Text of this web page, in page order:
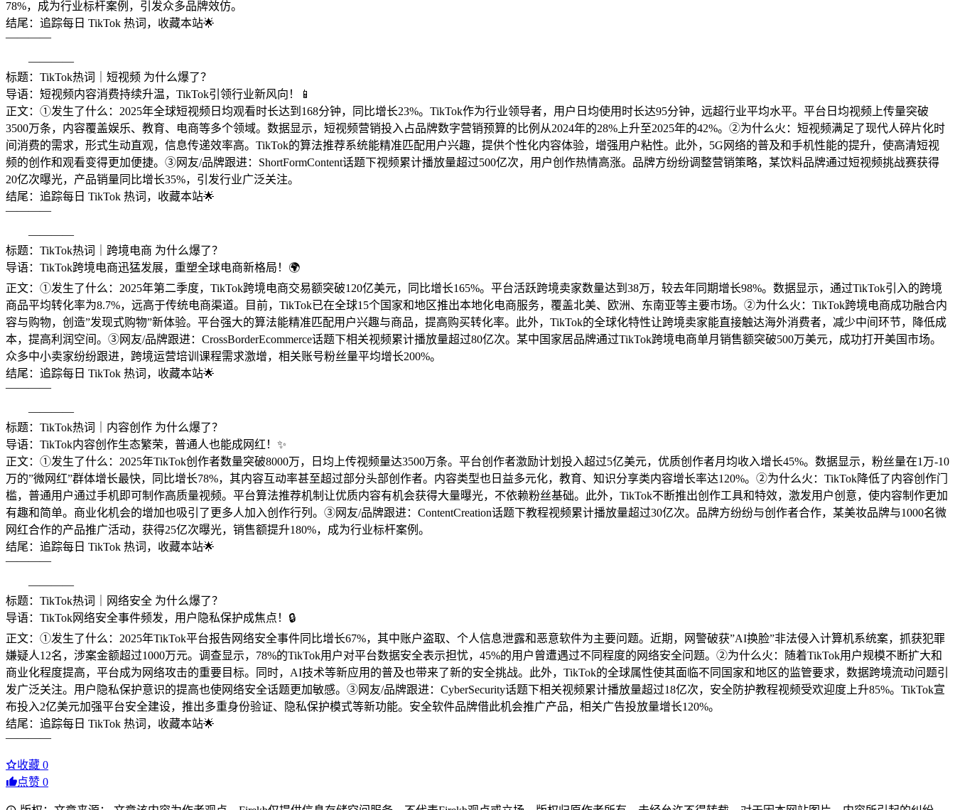
78%，成为行业标杆案例，引发众多品牌效仿。
结尾：追踪每日 TikTok 热词，收藏本站🌟
————
————
标题：TikTok热词｜短视频 为什么爆了？
导语：短视频内容消费持续升温，TikTok引领行业新风向！📱
正文：①发生了什么：2025年全球短视频日均观看时长达到168分钟，同比增长23%。TikTok作为行业领导者，用户日均使用时长达95分钟，远超行业平均水平。平台日均视频上传量突破
3500万条，内容覆盖娱乐、教育、电商等多个领域。数据显示，短视频营销投入占品牌数字营销预算的比例从2024年的28%上升至2025年的42%。②为什么火：短视频满足了现代人碎片化时
间消费的需求，形式生动直观，信息传递效率高。TikTok的算法推荐系统能精准匹配用户兴趣，提供个性化内容体验，增强用户粘性。此外，5G网络的普及和手机性能的提升，使高清短视
频的创作和观看变得更加便捷。③网友/品牌跟进：ShortFormContent话题下视频累计播放量超过500亿次，用户创作热情高涨。品牌方纷纷调整营销策略，某饮料品牌通过短视频挑战赛获得
20亿次曝光，产品销量同比增长35%，引发行业广泛关注。
结尾：追踪每日 TikTok 热词，收藏本站🌟
————
————
标题：TikTok热词｜跨境电商 为什么爆了？
导语：TikTok跨境电商迅猛发展，重塑全球电商新格局！🌍
正文：①发生了什么：2025年第二季度，TikTok跨境电商交易额突破120亿美元，同比增长165%。平台活跃跨境卖家数量达到38万，较去年同期增长98%。数据显示，通过TikTok引入的跨境
商品平均转化率为8.7%，远高于传统电商渠道。目前，TikTok已在全球15个国家和地区推出本地化电商服务，覆盖北美、欧洲、东南亚等主要市场。②为什么火：TikTok跨境电商成功融合内
容与购物，创造”发现式购物”新体验。平台强大的算法能精准匹配用户兴趣与商品，提高购买转化率。此外，TikTok的全球化特性让跨境卖家能直接触达海外消费者，减少中间环节，降低成
本，提高利润空间。③网友/品牌跟进：CrossBorderEcommerce话题下相关视频累计播放量超过80亿次。某中国家居品牌通过TikTok跨境电商单月销售额突破500万美元，成功打开美国市场。
众多中小卖家纷纷跟进，跨境运营培训课程需求激增，相关账号粉丝量平均增长200%。
结尾：追踪每日 TikTok 热词，收藏本站🌟
————
————
标题：TikTok热词｜内容创作 为什么爆了？
导语：TikTok内容创作生态繁荣，普通人也能成网红！✨
正文：①发生了什么：2025年TikTok创作者数量突破8000万，日均上传视频量达3500万条。平台创作者激励计划投入超过5亿美元，优质创作者月均收入增长45%。数据显示，粉丝量在1万-10
万的”微网红”群体增长最快，同比增长78%，其内容互动率甚至超过部分头部创作者。内容类型也日益多元化，教育、知识分享类内容增长率达120%。②为什么火：TikTok降低了内容创作门
槛，普通用户通过手机即可制作高质量视频。平台算法推荐机制让优质内容有机会获得大量曝光，不依赖粉丝基础。此外，TikTok不断推出创作工具和特效，激发用户创意，使内容制作更加
有趣和简单。商业化机会的增加也吸引了更多人加入创作行列。③网友/品牌跟进：ContentCreation话题下教程视频累计播放量超过30亿次。品牌方纷纷与创作者合作，某美妆品牌与1000名微
网红合作的产品推广活动，获得25亿次曝光，销售额提升180%，成为行业标杆案例。
结尾：追踪每日 TikTok 热词，收藏本站🌟
————
————
标题：TikTok热词｜网络安全 为什么爆了？
导语：TikTok网络安全事件频发，用户隐私保护成焦点！🔒
正文：①发生了什么：2025年TikTok平台报告网络安全事件同比增长67%，其中账户盗取、个人信息泄露和恶意软件为主要问题。近期，网警破获”AI换脸”非法侵入计算机系统案，抓获犯罪
嫌疑人12名，涉案金额超过1000万元。调查显示，78%的TikTok用户对平台数据安全表示担忧，45%的用户曾遭遇过不同程度的网络安全问题。②为什么火：随着TikTok用户规模不断扩大和
商业化程度提高，平台成为网络攻击的重要目标。同时，AI技术等新应用的普及也带来了新的安全挑战。此外，TikTok的全球属性使其面临不同国家和地区的监管要求，数据跨境流动问题引
发广泛关注。用户隐私保护意识的提高也使网络安全话题更加敏感。③网友/品牌跟进：CyberSecurity话题下相关视频累计播放量超过18亿次，安全防护教程视频受欢迎度上升85%。TikTok宣
布投入2亿美元加强平台安全建设，推出多重身份验证、隐私保护模式等新功能。安全软件品牌借此机会推广产品，相关广告投放量增长120%。
结尾：追踪每日 TikTok 热词，收藏本站🌟
————
收藏 0
点赞 0